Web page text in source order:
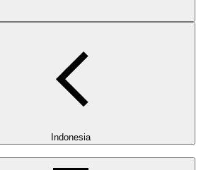
Indonesia